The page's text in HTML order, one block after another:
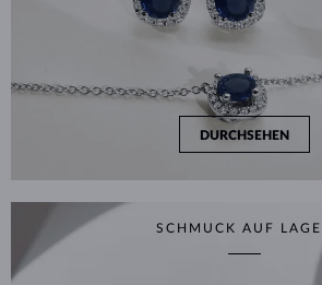
DURCHSEHEN
SCHMUCK AUF